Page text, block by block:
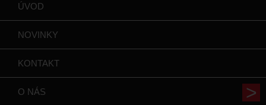
ÚVOD
NOVINKY
KONTAKT
O NÁS